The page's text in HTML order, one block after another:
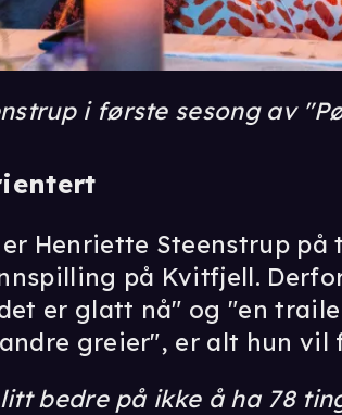
i første sesong av
er Henriette Steenstrup
på Kvitfjell.
er glatt nå" og "en
greier", er alt hun vil
bedre på ikke å ha 78